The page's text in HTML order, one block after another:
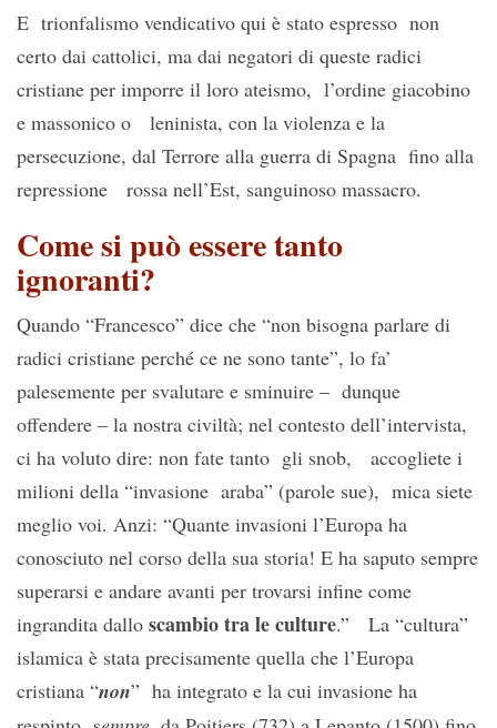
E trionfalismo vendicativo qui è stato espresso non
certo dai cattolici, ma dai negatori di queste radici
cristiane per imporre il loro ateismo, l’ordine giacobino
e massonico o leninista, con la violenza e la
persecuzione, dal Terrore alla guerra di Spagna fino alla
repressione rossa nell’Est, sanguinoso massacro.
Come si può essere tanto
ignoranti?
Quando “Francesco” dice che “non bisogna parlare di
radici cristiane perché ce ne sono tante”, lo fa’
palesemente per svalutare e sminuire – dunque
offendere – la nostra civiltà; nel contesto dell’intervista,
ci ha voluto dire: non fate tanto gli snob, accogliete i
milioni della “invasione araba” (parole sue), mica siete
meglio voi. Anzi: “Quante invasioni l’Europa ha
conosciuto nel corso della sua storia! E ha saputo sempre
superarsi e andare avanti per trovarsi infine come
ingrandita dallo scambio tra le culture.” La “cultura”
islamica è stata precisamente quella che l’Europa
cristiana “non” ha integrato e la cui invasione ha